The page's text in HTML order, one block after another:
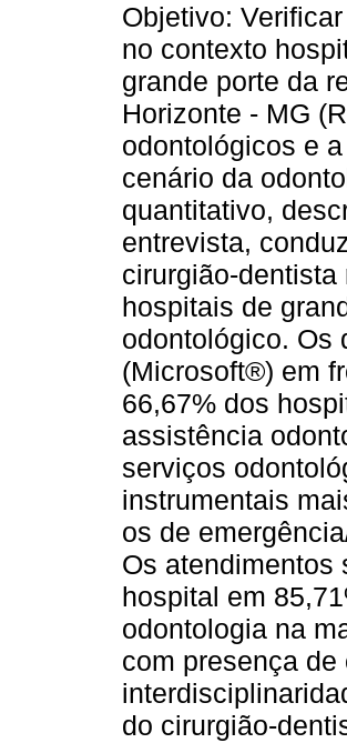
Objetivo:
no contexto
grande porte da
Horizonte - MG
odontológicos e
cenário da
quantitativo,
entrevista,
cirurgião-
hospitais de
odontológico. Os
(Microsoft®) em
66,67% dos
assistência
serviços
instrumentais
os de
Os atendimentos
hospital em
odontologia na
com presença
do cirurgião-